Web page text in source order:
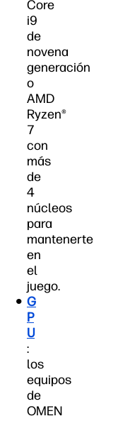
Core
i9
de
novena
generación
o
AMD
Ryzen®
7
con
más
de
4
núcleos
para
mantenerte
en
el
juego.
G
P
U
:
los
equipos
de
OMEN